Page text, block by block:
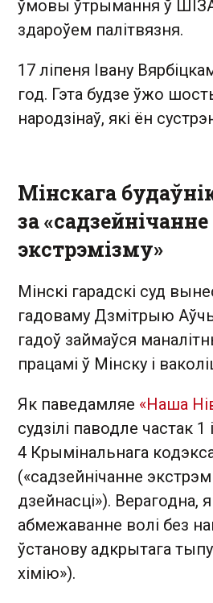
ўмовы ўтрымання ў
здароўем палітвязня.
17 ліпеня Івану
год. Гэта будзе ўжо
народзінаў, які ён
Мінскага
за «садзейнічанне
экстрэмізму»
Мінскі гарадскі суд
гадоваму Дзмітрыю
гадоў займаўся
працамі ў Мінску і
Як паведамляе «Наша
судзілі паводле частак 1
4 Крымінальнага
(«садзейнічанне
дзейнасці»). Верагодна,
абмежаванне волі без
ўстанову адкрытага
хімію»).